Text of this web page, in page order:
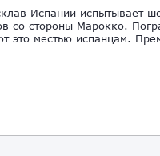
Испании испытывает
со стороны Марокко.
это местью испанцам.